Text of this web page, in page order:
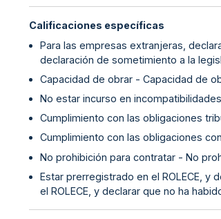
Calificaciones específicas
Para las empresas extranjeras,
declaración de sometimiento a la
Capacidad de obrar - Capacidad de
No estar incurso en
Cumplimiento con las obligaciones
Cumplimiento con las obligaciones
No prohibición para contratar - No
Estar prerregistrado en el ROLECE,
el ROLECE, y declarar que no ha